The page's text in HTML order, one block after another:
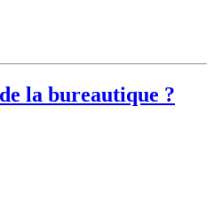
la bureautique ?